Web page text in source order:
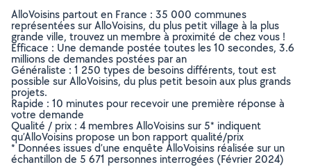
AlloVoisins partout en France : 35 000 communes
représentées sur AlloVoisins, du plus petit village à la plus
grande ville, trouvez un membre à proximité de chez vous !
Efficace : Une demande postée toutes les 10 secondes, 3.6
millions de demandes postées par an
Généraliste : 1 250 types de besoins différents, tout est
possible sur AlloVoisins, du plus petit besoin aux plus grands
projets.
Rapide : 10 minutes pour recevoir une première réponse à
votre demande
Qualité / prix : 4 membres AlloVoisins sur 5* indiquent
qu’AlloVoisins propose un bon rapport qualité/prix
* Données issues d’une enquête AlloVoisins réalisée sur un
échantillon de 5 671 personnes interrogées (Février 2024)